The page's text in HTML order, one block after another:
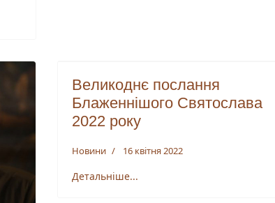
Beликоднє послання
Блаженнішого Святослава
2022 року
Новини 16 квітня 2022
Детальніше...